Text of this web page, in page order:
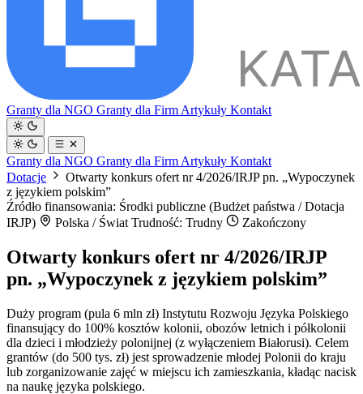
Granty dla NGO Granty dla Firm Artykuły Kontakt
Granty dla NGO Granty dla Firm Artykuły Kontakt
Dotacje
Otwarty konkurs ofert nr 4/2026/IRJP pn. „Wypoczynek
z językiem polskim”
Źródło finansowania: Środki publiczne (Budżet państwa / Dotacja
IRJP)
Polska / Świat Trudność: Trudny Zakończony
Otwarty konkurs ofert nr 4/2026/IRJP
pn. „Wypoczynek z językiem polskim”
Duży program (pula 6 mln zł) Instytutu Rozwoju Języka Polskiego
finansujący do 100% kosztów kolonii, obozów letnich i półkolonii
dla dzieci i młodzieży polonijnej (z wyłączeniem Białorusi). Celem
grantów (do 500 tys. zł) jest sprowadzenie młodej Polonii do kraju
lub zorganizowanie zajęć w miejscu ich zamieszkania, kładąc nacisk
na naukę języka polskiego.